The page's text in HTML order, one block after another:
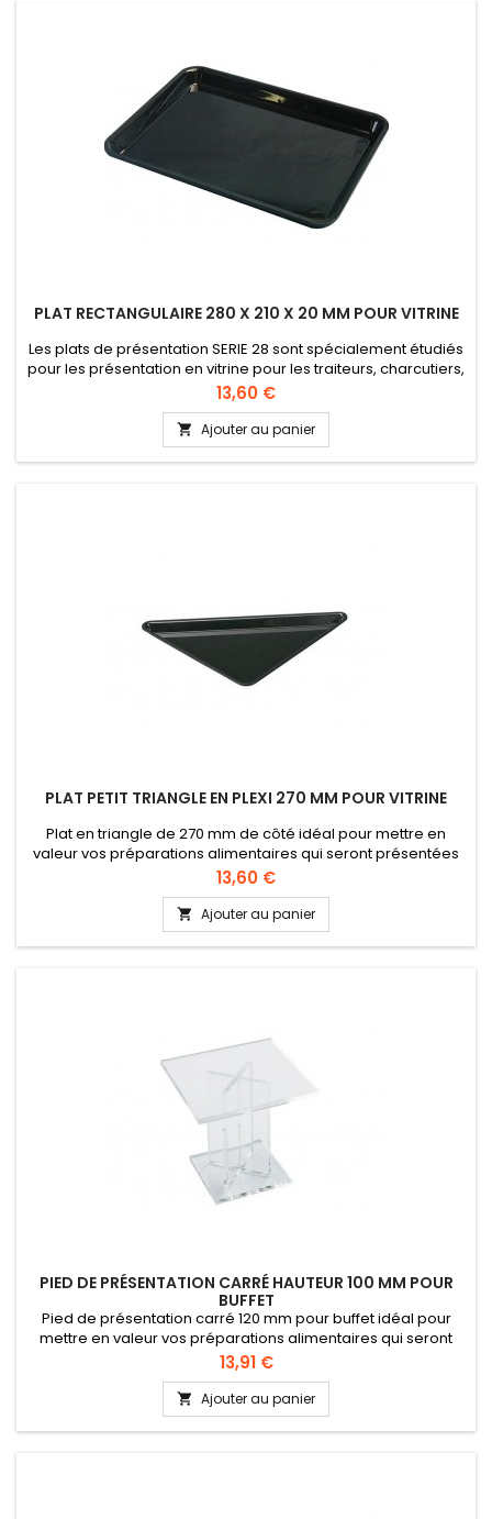
PLAT RECTANGULAIRE 280 X 210 X 20 MM POUR VITRINE
Les plats de présentation SERIE 28 sont spécialement étudiés
pour les présentation en vitrine pour les traiteurs, charcutiers,
boucherie, etc... Lavable en lave-vaisselle Plexi alimentaire
Hauteur 20 mm
Prix
13,60 €
 Ajouter au panier
PLAT PETIT TRIANGLE EN PLEXI 270 MM POUR VITRINE
Plat en triangle de 270 mm de côté idéal pour mettre en
valeur vos préparations alimentaires qui seront présentées
au public dans les vitrines. Brillant inaltérable Lavable au
lave-vaisselle Hauteur 17 mm
Prix
13,60 €
 Ajouter au panier
PIED DE PRÉSENTATION CARRÉ HAUTEUR 100 MM POUR
BUFFET
Pied de présentation carré 120 mm pour buffet idéal pour
mettre en valeur vos préparations alimentaires qui seront
présentées au public dans les vitrines. Brillant inaltérable
Lavable au lave-vaisselle Hauteur 100 mm
Prix
13,91 €
 Ajouter au panier